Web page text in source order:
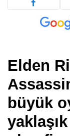
Elden
büyük